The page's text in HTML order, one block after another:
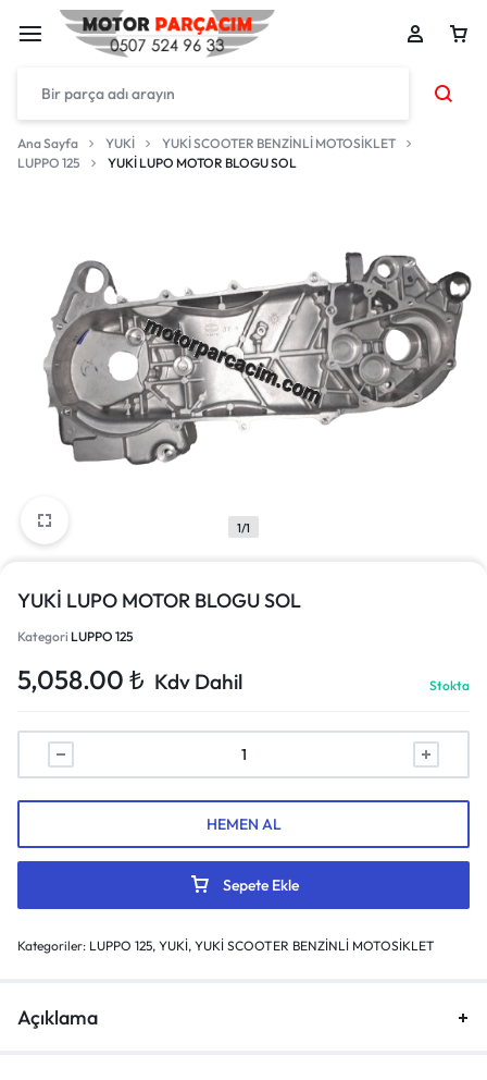
Ana Sayfa YUKİ
YUKİ SCOOTER BENZİNLİ MOTOSİKLET
LUPPO 125
YUKİ LUPO MOTOR BLOGU SOL
1/1
YUKİ LUPO MOTOR BLOGU SOL
Kategori LUPPO 125
5,058.00 ₺ Kdv Dahil Stokta
Sepete Ekle
HEMEN AL
Kategoriler: LUPPO 125, YUKİ, YUKİ SCOOTER BENZİNLİ MOTOSİKLET
Açıklama